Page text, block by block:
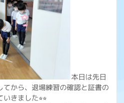
本日は先日
てから、退場練習の確認と証書の
きました⭐︎⭐︎